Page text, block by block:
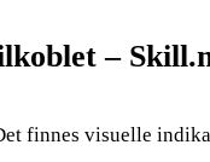
–
finnes visuelle